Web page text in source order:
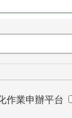
作業申辦平台